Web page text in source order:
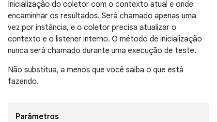
Inicialização do coletor com o contexto atual e onde
encaminhar os resultados. Será chamado apenas uma
vez por instância, e o coletor precisa atualizar o
contexto e o listener interno. O método de inicialização
nunca será chamado durante uma execução de teste.
Não substitua, a menos que você saiba o que está
fazendo.
Parâmetros